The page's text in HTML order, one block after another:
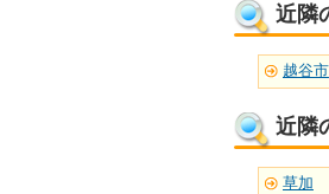
近隣
越谷市
近隣
草加